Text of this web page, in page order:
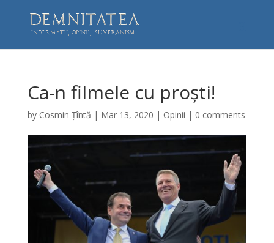
Ca-n filmele cu proști!
by Cosmin Țîntă | Mar 13, 2020 | Opinii | 0 comments